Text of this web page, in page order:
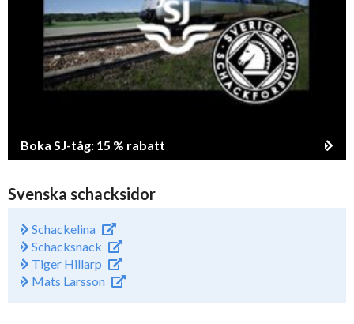
Boka SJ-tåg: 15 % rabatt
Svenska schacksidor
Schackelina
Schacksnack
Tiger Hillarp
Mats Larsson